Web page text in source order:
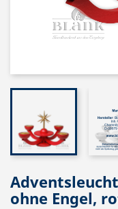
ohne Engel,